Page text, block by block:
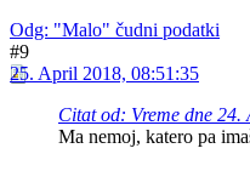
Odg: "Malo" čudni podatki
#9
25. April 2018, 08:51:35
Citat od: Vreme dne
Ma nemoj, katero pa